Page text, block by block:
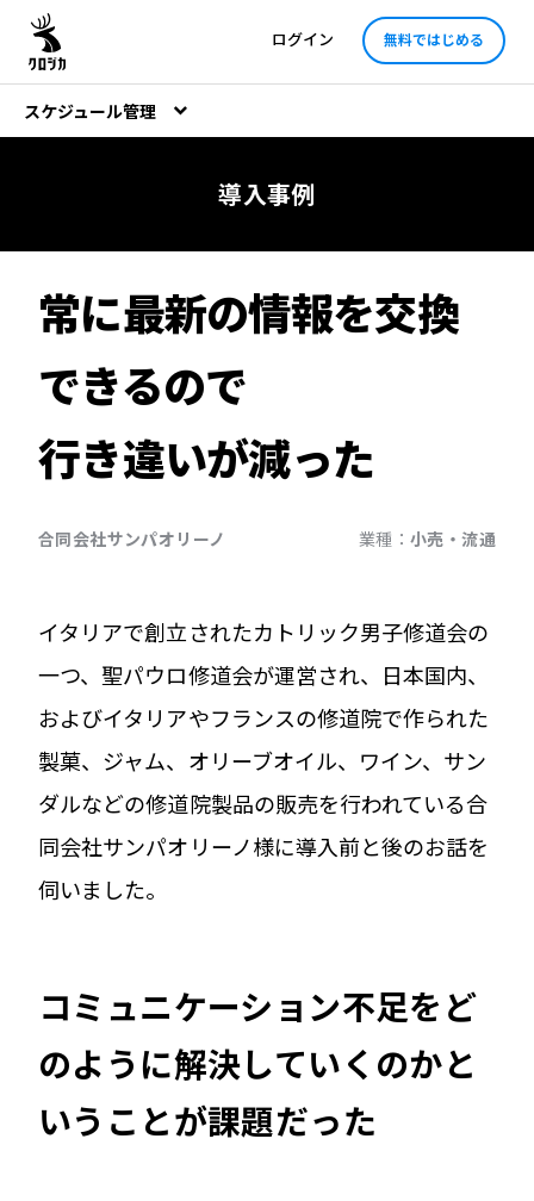
ログイン 無料ではじめる
スケジュール管理
導入事例
常に最新の情報を交換
できるので
行き違いが減った
合同会社サンパオリーノ 業種： 小売・流通
イタリアで創立されたカトリック男子修道会の
一つ、聖パウロ修道会が運営され、日本国内、
およびイタリアやフランスの修道院で作られた
製菓、ジャム、オリーブオイル、ワイン、サン
ダルなどの修道院製品の販売を行われている合
同会社サンパオリーノ様に導入前と後のお話を
伺いました。
コミュニケーション不足をど
のように解決していくのかと
いうことが課題だった